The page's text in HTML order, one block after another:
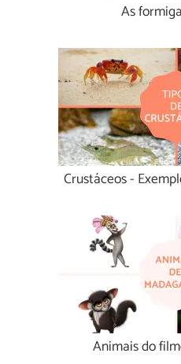
As
Crustáceos -
Animais do